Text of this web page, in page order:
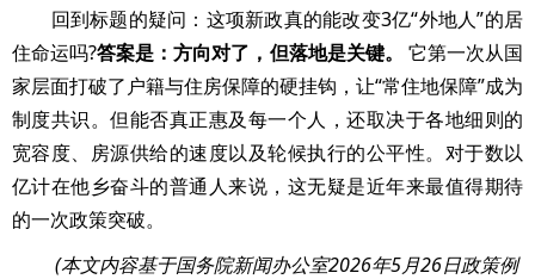
回到标题的疑问：这项新政真的能改变3亿“外地人”的居
住命运吗?答案是：方向对了，但落地是关键。
它第一次从国
家层面打破了户籍与住房保障的硬挂钩，让“常住地保障”成为
制度共识。但能否真正惠及每一个人，还取决于各地细则的
宽容度、房源供给的速度以及轮候执行的公平性。对于数以
亿计在他乡奋斗的普通人来说，这无疑是近年来最值得期待
的一次政策突破。
(本文内容基于国务院新闻办公室2026年5月26日政策例